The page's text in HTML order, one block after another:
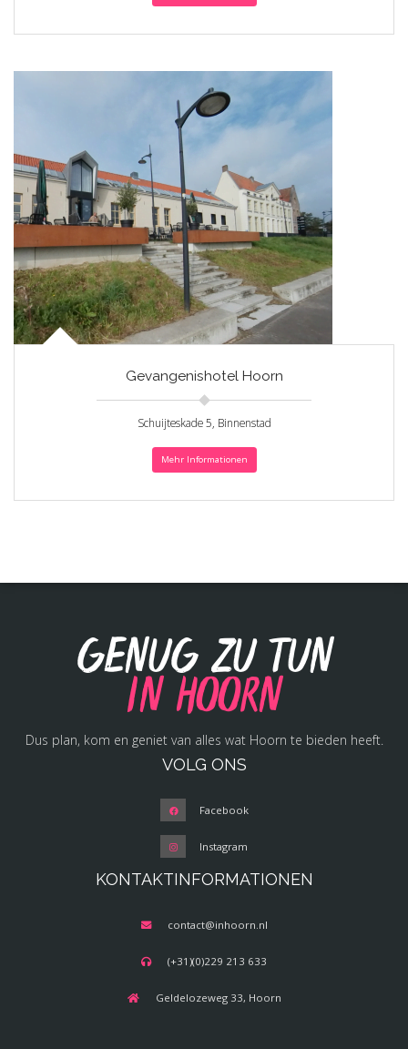
Gevangenishotel Hoorn
Schuijteskade 5, Binnenstad
Mehr Informationen
Genug zu tun
in Hoorn
Dus plan, kom en geniet van alles wat Hoorn te bieden heeft.
VOLG ONS
Facebook
Instagram
KONTAKTINFORMATIONEN
contact@inhoorn.nl
(+31)(0)229 213 633
Geldelozeweg 33, Hoorn